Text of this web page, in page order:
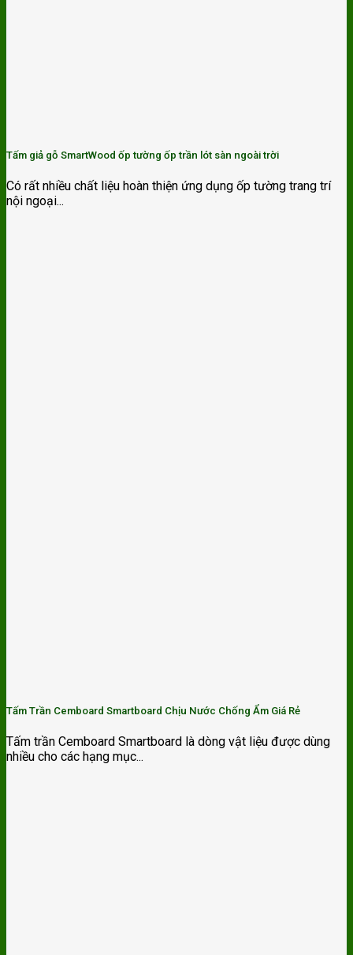
Tấm giả gỗ SmartWood ốp tường ốp trần lót sàn ngoài trời
Có rất nhiều chất liệu hoàn thiện ứng dụng ốp tường trang trí
nội ngoại...
Tấm Trần Cemboard Smartboard Chịu Nước Chống Ẩm Giá Rẻ
Tấm trần Cemboard Smartboard là dòng vật liệu được dùng
nhiều cho các hạng mục...